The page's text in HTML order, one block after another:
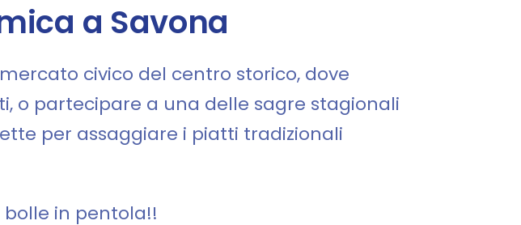
a Savona
civico del centro storico, dove
o partecipare a una delle sagre stagionali
per assaggiare i piatti tradizionali
in pentola!!